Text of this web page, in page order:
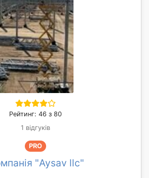
Рейтинг: 46 з 80
1 відгуків
PRO
"Aysav llc"